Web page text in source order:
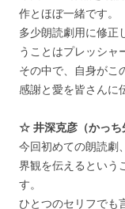
作とほぼ一緒です。
多少朗読劇用に修正
うことはプレッシャ
その中で、自身がこ
感謝と愛を皆さんに
☆ 井深克彦（かっち
今回初めての朗読劇
界観を伝えるという
す。
ひとつのセリフでも